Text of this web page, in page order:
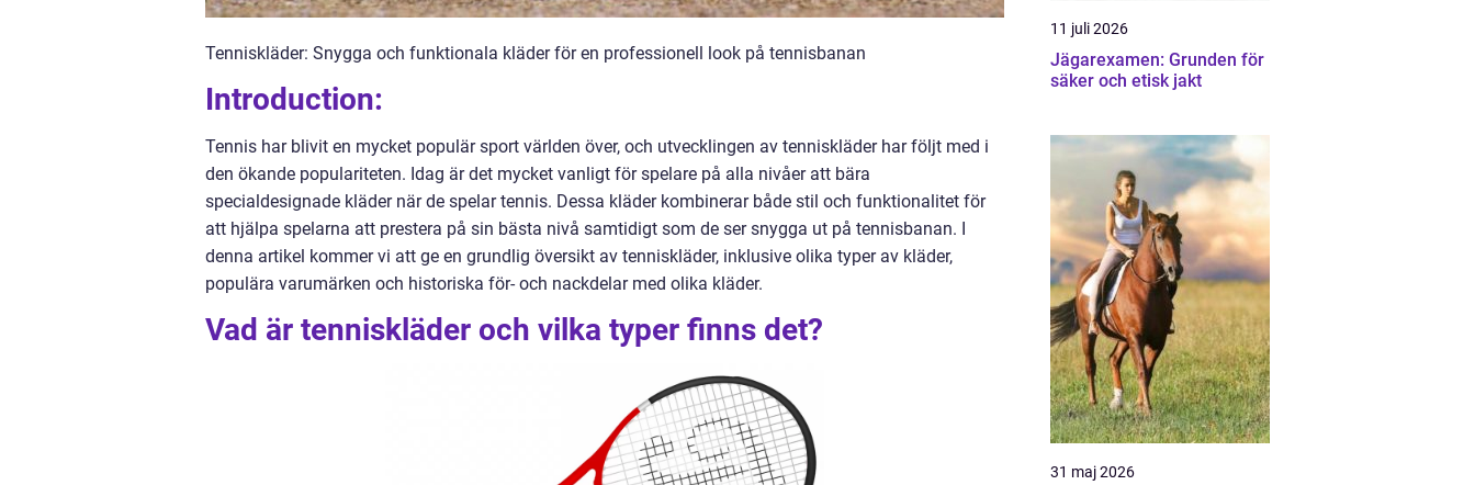
Tenniskläder: Snygga och funktionala kläder för en professionell look på tennisbanan
Introduction:
Tennis har blivit en mycket populär sport världen över, och utvecklingen av tenniskläder har följt med i
den ökande populariteten. Idag är det mycket vanligt för spelare på alla nivåer att bära
specialdesignade kläder när de spelar tennis. Dessa kläder kombinerar både stil och funktionalitet för
att hjälpa spelarna att prestera på sin bästa nivå samtidigt som de ser snygga ut på tennisbanan. I
denna artikel kommer vi att ge en grundlig översikt av tenniskläder, inklusive olika typer av kläder,
populära varumärken och historiska för- och nackdelar med olika kläder.
Vad är tenniskläder och vilka typer finns det?
11 juli 2026
Jägarexamen: Grunden för
säker och etisk jakt
31 maj 2026